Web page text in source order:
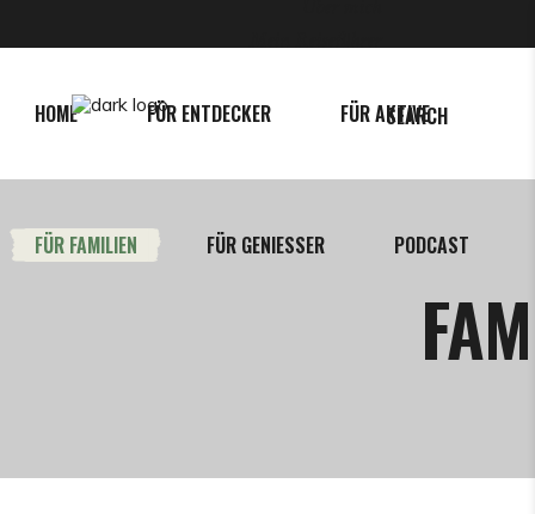
HOME FÜR ENTDECKER FÜR AKTIVE
FÜR FAMILIEN FÜR GENIESSER PODCAST
SEARCH